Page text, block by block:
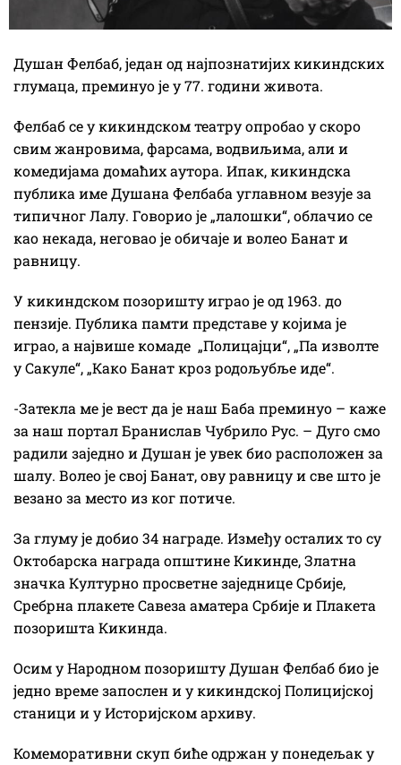
Душан Фелбаб, један од најпознатијих кикиндских
глумаца, преминуо је у 77. години живота.
Фелбаб се у кикиндском театру опробао у скоро
свим жанровима, фарсама, водвиљима, али и
комедијама домаћих аутора. Ипак, кикиндска
публика име Душана Фелбаба углавном везује за
типичног Лалу. Говорио је „лалошки“, облачио се
као некада, неговао је обичаје и волео Банат и
равницу.
У кикиндском позоришту играо је од 1963. до
пензије. Публика памти представе у којима је
играо, а највише комаде „Полицајци“, „Па изволте
у Сакуле“, „Како Банат кроз родољубље иде“.
-Затекла ме је вест да је наш Баба преминуо – каже
за наш портал Бранислав Чубрило Рус. – Дуго смо
радили заједно и Душан је увек био расположен за
шалу. Волео је свој Банат, ову равницу и све што је
везано за место из ког потиче.
За глуму је добио 34 награде. Између осталих то су
Октобарска награда општине Кикинде, Златна
значка Културно просветне заједнице Србије,
Сребрна плакете Савеза аматера Србије и Плакета
позоришта Кикинда.
Осим у Народном позоришту Душан Фелбаб био је
једно време запослен и у кикиндској Полицијској
станици и у Историјском архиву.
Комеморативни скуп биће одржан у понедељак у